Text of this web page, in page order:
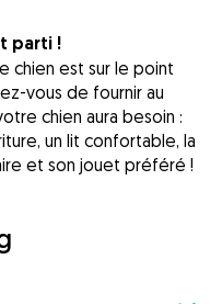
parti !
chien est sur le point
vous de fournir au
chien aura besoin :
un lit confortable, la
et son jouet préféré !